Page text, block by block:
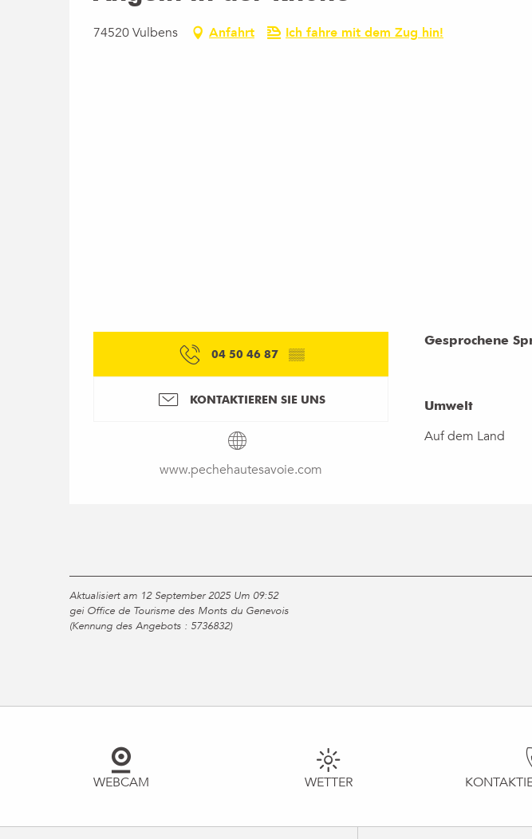
74520 Vulbens Anfahrt Ich fahre mit dem Zug hin!
04 50 46 87 ▒▒
KONTAKTIEREN SIE UNS
www.pechehautesavoie.com
Gesprochene
Gesprochene
Umwelt
Umwelt
Auf dem Land
Aktualisiert am 12 September 2025 Um 09:52
gei Office de Tourisme des Monts du Genevois
(Kennung des Angebots : 5736832)
WEBCAM WETTER